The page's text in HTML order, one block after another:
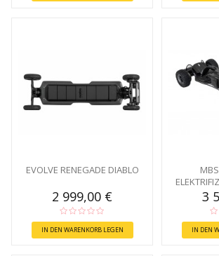
EVOLVE RENEGADE DIABLO
2 999,00 €
IN DEN WARENKORB LEGEN
3
IN DEN